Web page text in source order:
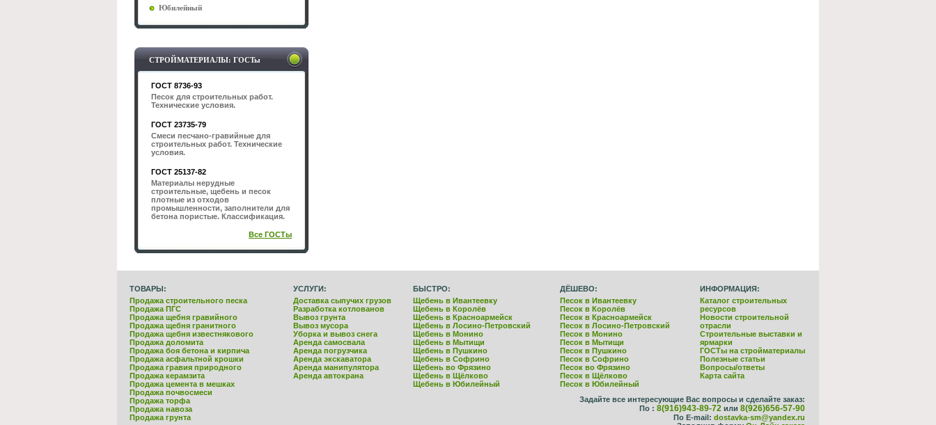
Юбилейный
СТРОЙМАТЕРИАЛЫ: ГОСТы
ГОСТ 8736-93
Песок для строительных работ.
Технические условия.
ГОСТ 23735-79
Смеси песчано-гравийные для
строительных работ. Технические
условия.
ГОСТ 25137-82
Материалы нерудные
строительные, щебень и песок
плотные из отходов
промышленности, заполнители для
бетона пористые. Классификация.
Все ГОСТы
ТОВАРЫ: УСЛУГИ: БЫСТРО: ДЁШЕВО:
ИНФОРМАЦИЯ:
Продажа строительного песка
Продажа ПГС
Продажа щебня гравийного
Продажа щебня гранитного
Продажа щебня известнякового
Продажа доломита
Продажа боя бетона и кирпича
Продажа асфальтной крошки
Продажа гравия природного
Продажа керамзита
Продажа цемента в мешках
Доставка сыпучих грузов
Разработка котлованов
Вывоз грунта
Вывоз мусора
Уборка и вывоз снега
Аренда самосвала
Аренда погрузчика
Аренда экскаватора
Аренда манипулятора
Аренда автокрана
Щебень в Ивантеевку
Щебень в Королёв
Щебень в Красноармейск
Щебень в Лосино-Петровский
Щебень в Монино
Щебень в Мытищи
Щебень в Пушкино
Щебень в Софрино
Щебень во Фрязино
Щебень в Щёлково
Щебень в Юбилейный
Песок в Ивантеевку
Песок в Королёв
Песок в Красноармейск
Песок в Лосино-Петровский
Песок в Монино
Песок в Мытищи
Песок в Пушкино
Песок в Софрино
Песок во Фрязино
Песок в Щёлково
Песок в Юбилейный
Каталог строительных
ресурсов
Новости строительной
отрасли
Строительные выставки и
ярмарки
ГОСТы на стройматериалы
Полезные статьи
Вопросы/ответы
Карта сайта
Продажа почвосмеси
Продажа торфа
Продажа навоза
Продажа грунта
Задайте все интересующие Вас вопросы и сделайте заказ:
По : 8(916)943-89-72 или 8(926)656-57-90
По E-mail: dostavka-sm@yandex.ru